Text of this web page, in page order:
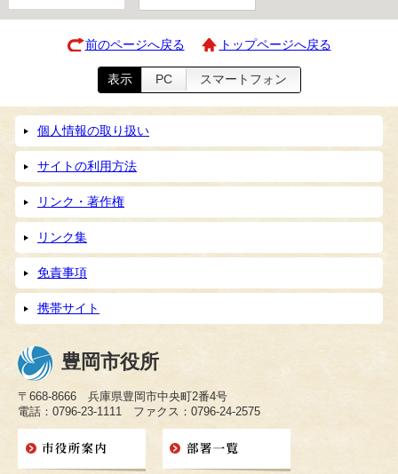
前のページへ戻る トップページへ戻る
表示 PC スマートフォン
個人情報の取り扱い
サイトの利用方法
リンク・著作権
リンク集
免責事項
携帯サイト
豊岡市役所
〒668-8666 兵庫県豊岡市中央町2番4号
電話：0796-23-1111 ファクス：0796-24-2575